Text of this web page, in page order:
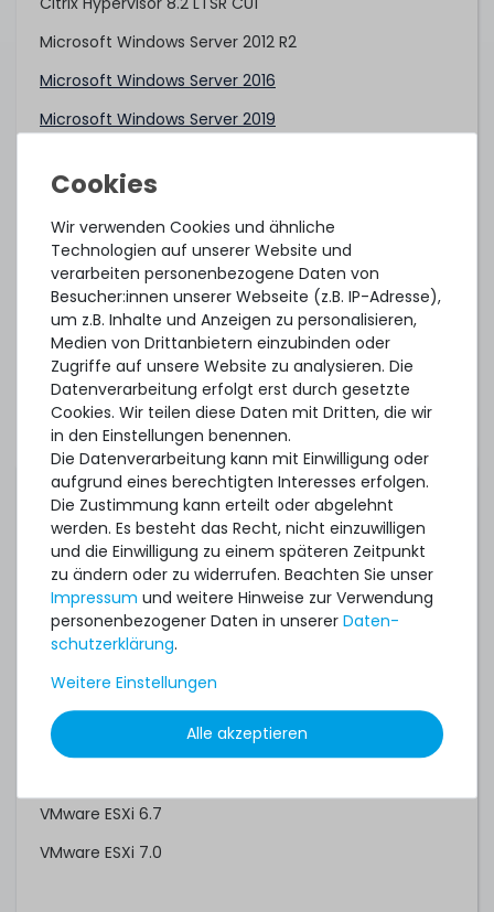
Microsoft Windows Server 2012 R2
Microsoft Windows Server 2016
Microsoft Windows Server 2019
Oracle Linux/UEK 6.7 (Intel Xeon E5-2600v4)
Oracle Linux/UEK 7.0 (Intel Xeon E5-2600v3)
Oracle Linux/UEK 7.2 (Intel Xeon E5-2600v4)
Oracle VM 3.3.1 (Intel Xeon E5-2600v3)
Oracle VM 3.3.4 (Intel Xeon E5-2600v4)
Oracle VM 3.4.1
Proxmox VE 7.4
Proxmox Backup Server 3.1
Red Hat Enterprise Linux 6.5 (Intel Xeon E5-2600v3)
Red Hat Enterprise Linux 6.7 (Intel Xeon E5-2600v4)
Red Hat Enterprise Linux 7.0 (Intel Xeon E5-2600v3)
Red Hat Enterprise Linux 7.2 (Intel Xeon E5-2600v4)
Red Hat Enterprise Linux 8.0
SUSE Linux Enterprise Server 12
SUSE Linux Enterprise Server 15 (Intel Xeon E5-2600v4)
VMware ESXi 6.7
VMware ESXi 7.0
Wir verwenden Cookies und ähnliche
Technologien auf unserer Website und
verarbeiten personenbezogene Daten von
Besucher:innen unserer Webseite (z.B. IP-Adresse),
um z.B. Inhalte und Anzeigen zu personalisieren,
Medien von Drittanbietern einzubinden oder
Zugriffe auf unsere Website zu analysieren. Die
Datenverarbeitung erfolgt erst durch gesetzte
Cookies. Wir teilen diese Daten mit Dritten, die wir
in den Einstellungen benennen.
Die Datenverarbeitung kann mit Einwilligung oder
aufgrund eines berechtigten Interesses erfolgen.
Die Zustimmung kann erteilt oder abgelehnt
werden. Es besteht das Recht, nicht einzuwilligen
und die Einwilligung zu einem späteren Zeitpunkt
zu ändern oder zu widerrufen. Beachten Sie unser
Impressum und weitere Hinweise zur Verwendung
personenbezogener Daten in unserer Daten­
schutz­erklärung.
Weitere Einstellungen
Alle akzeptieren